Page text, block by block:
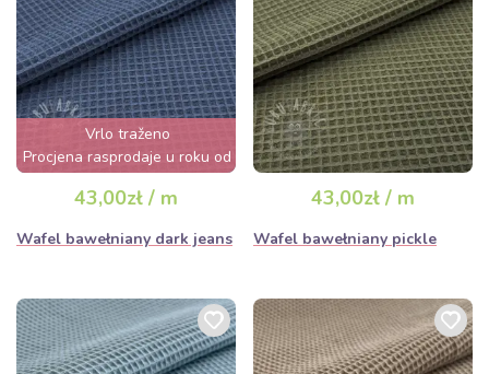
natychmiastowego cięcia.
Vrlo traženo
Procjena rasprodaje u roku od
nekoliko sati
43,00zł / m
Wafel bawełniany dark jeans
43,00zł / m
Wafel bawełniany pickle